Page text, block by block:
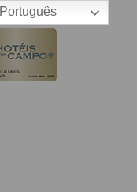
Português